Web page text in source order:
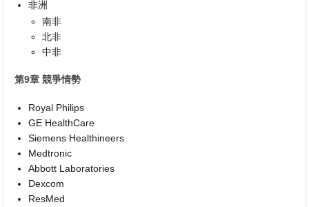
非洲
南非
北非
中非
第9章 競爭情勢
Royal Philips
GE HealthCare
Siemens Healthineers
Medtronic
Abbott Laboratories
Dexcom
ResMed